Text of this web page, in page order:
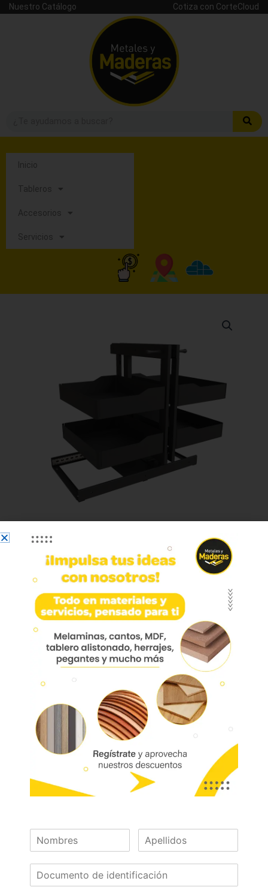
Nuestro Catálogo Cotiza con CorteCloud
Inicio
Tableros
Accesorios
Servicios
Cesta esquina universal
Cesta esquina universal 80081001B-G
Cantidad de puertas: 1
Ancho de puerta: ≥450mm
Capacidad de carga: 30kg
Espesor de puerta: ≥15mm
Código:
08026
Las imágenes mostradas son de referencia y los colores podrían variar
tenemos sucursal. Disponibilidad de mercancía sujeta a verificación de
inventario. Precio sujeto a cambios sin previo aviso.
Nuestras